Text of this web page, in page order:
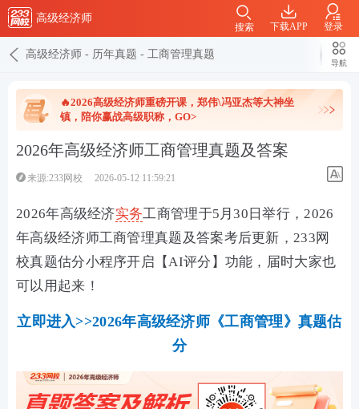
高级经济师
下载APP 登录
搜索
高级经济师 - 历年真题 - 工商管理真题
导航
🔥2026高级经济师重磅开课，郑伟\冯亚杰等大神坐
镇，陪你赢战高级职称，GO>
2026年高级经济师工商管理真题及答案
来源:233网校 2026-05-12 11:59:21
2026年高级经济实务工商管理于5月30日举行，2026
年高级经济师工商管理真题及答案考后更新，233网
校真题估分小程序开启【AI评分】功能，届时大家也
可以用起来！
立即进入>>2026年高级经济师《工商管理》真题估
分